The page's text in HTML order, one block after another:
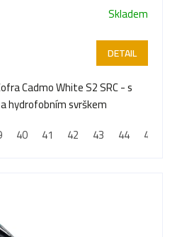
Skladem
DETAIL
Cadmo White S2 SRC - s
hydrofobním svrškem
40 41 42 43 44 45